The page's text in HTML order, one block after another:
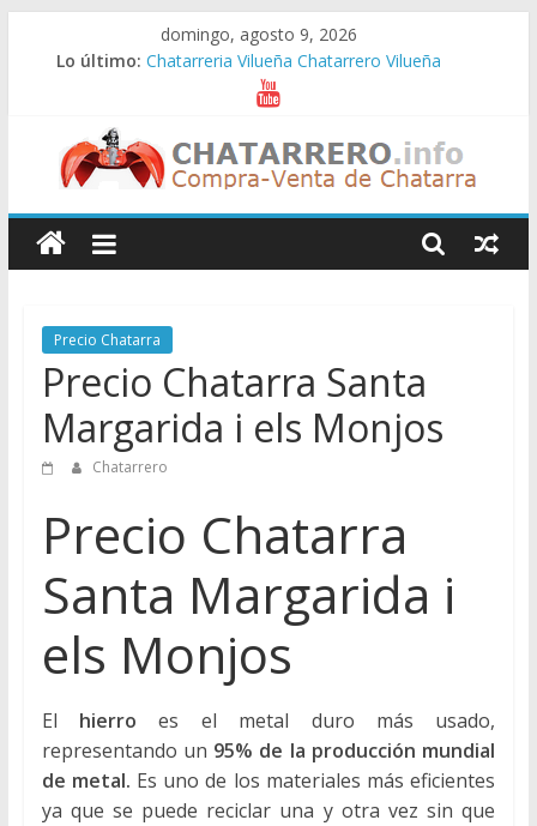
domingo, agosto 9, 2026
Lo último: Chatarreria Vilueña Chatarrero Vilueña
Chatarreria Zuera Chatarrero Zuera
Chatarreria Zaragoza Chatarrero Zaragoza
Chatarreria Zaida Chatarrero Zaida
Chatarreria Vistabella Chatarrero Vistabella
Chatarreros
–
Precio
de
Chatarra
Directorio
Chatarreros
para
vender
Chatarra
Precio Chatarra
Precio Chatarra Santa
Margarida i els Monjos
Chatarrero
Precio Chatarra
Santa Margarida i
els Monjos
El hierro es el metal duro más usado,
representando un 95% de la producción mundial
de metal. Es uno de los materiales más eficientes
ya que se puede reciclar una y otra vez sin que